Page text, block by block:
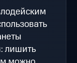
лишить